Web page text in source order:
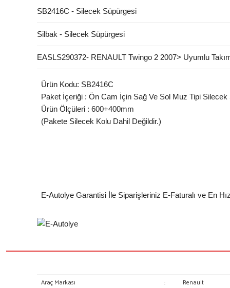
SB2416C - Silecek Süpürgesi
Silbak - Silecek Süpürgesi
EASLS290372- RENAULT Twingo 2 2007> Uyumlu
Ürün Kodu: SB2416C
Paket İçeriği : Ön Cam İçin Sağ Ve Sol Muz Tipi
Ürün Ölçüleri : 600+400mm
(Pakete Silecek Kolu Dahil Değildir.)
E-Autolye Garantisi İle Siparişleriniz E-Faturalı ve En
Araç Markası : Renault